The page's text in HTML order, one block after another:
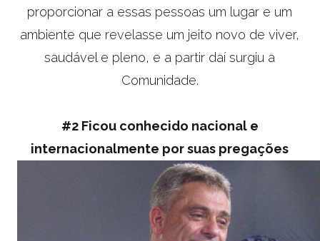
proporcionar a essas pessoas um lugar e um
ambiente que revelasse um jeito novo de viver,
saudável e pleno, e a partir daí surgiu a
Comunidade.
#2 Ficou conhecido nacional e
internacionalmente por suas pregações